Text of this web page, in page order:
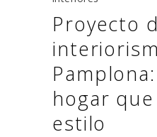
Proyecto
hogar
estilo